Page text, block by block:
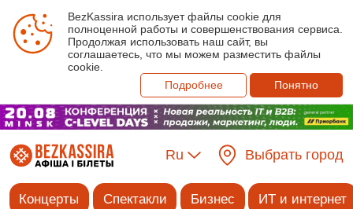
BezKassira использует файлы cookie для
полноценной работы и совершенствования сервиса.
Продолжая использовать наш сайт, вы
соглашаетесь, что мы можем разместить файлы
cookie.
Подробнее
Понятно
Ru Выбрать город
Концерты Спектакли Бизнес ИТ и интернет